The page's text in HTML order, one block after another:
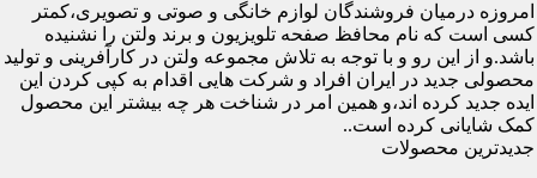
امروزه درمیان فروشندگان لوازم خانگی و صوتی و تصویری،کمتر
کسی است که نام محافظ صفحه تلویزیون و برند ولتن را نشنیده
باشد.و از این رو و با توجه به تلاش مجموعه ولتن در کارآفرینی و تولید
محصولی جدید در ایران افراد و شرکت هایی اقدام به کپی کردن این
ایده جدید کرده اند،و همین امر در شناخت هر چه بیشتر این محصول
کمک شایانی کرده است..
جدیدترین محصولات